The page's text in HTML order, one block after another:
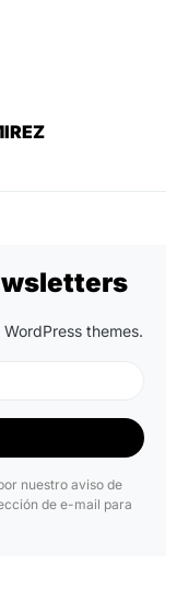
themes.
nuestro aviso de
de e-mail para